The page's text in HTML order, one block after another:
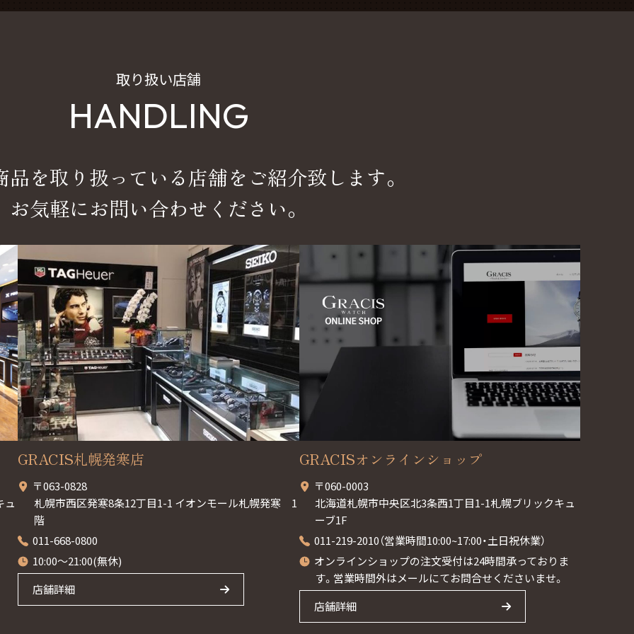
取り扱い店舗
HANDLING
を取り扱っている店舗をご紹介致します。
お気軽にお問い合わせください。
ュ
GRACIS札幌発寒店
〒063-0828
札幌市西区発寒8条12丁目1-1 イオンモール札幌発寒 1
階
011-668-0800
10:00～21:00(無休)
店舗詳細
GRACISオンラインショップ
〒060-0003
北海道札幌市中央区北3条西1丁目1-1札幌ブリックキュ
ーブ1F
011-219-2010（営業時間10:00~17:00・土日祝休業）
オンラインショップの注文受付は24時間承っておりま
す。営業時間外はメールにてお問合せくださいませ。
店舗詳細